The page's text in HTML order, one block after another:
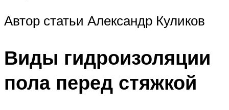
Автор статьи Александр Куликов
Виды гидроизоляции
пола перед стяжкой